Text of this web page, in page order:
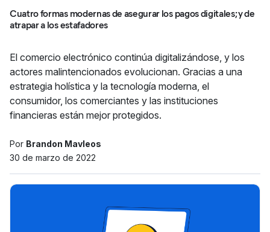
Cuatro formas modernas de asegurar los pagos digitales; y de
atrapar a los estafadores
El comercio electrónico continúa digitalizándose, y los
actores malintencionados evolucionan. Gracias a una
estrategia holística y la tecnología moderna, el
consumidor, los comerciantes y las instituciones
financieras están mejor protegidos.
Por Brandon Mavleos
30 de marzo de 2022